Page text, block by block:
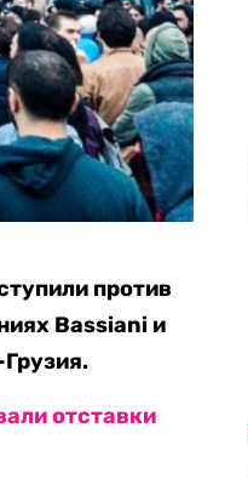
против
Bassiani и
отставки